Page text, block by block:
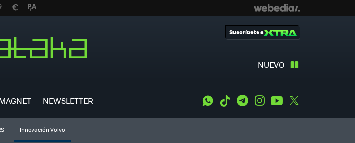
NUEVO
Suscríbete a
MAGNET NEWSLETTER WhatsApp
Tiktok TelegramInstagramYoutube
Innovación Volvo